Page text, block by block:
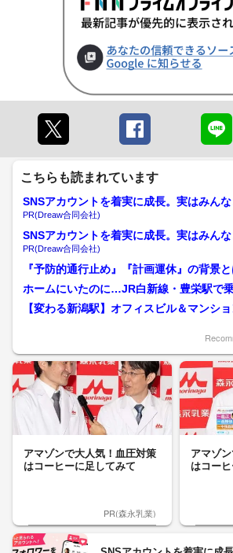
こちらも読まれています
SNSアカウントを着実に成長。実はみんな
PR(Dreaw合同会社)
SNSアカウントを着実に成長。実はみんな
PR(Dreaw合同会社)
『予防的通行止め』『計画運休』の背景
通の乱れ”何が起きた？過...
ホームにいたのに…JR白新線・豊栄駅で
まま列車が発進 運転士...
【変わる新潟駅】オフィスビル＆マンシ
アマゾンで大人気！血圧対策
はコーヒーに足してみて
PR(森永乳業)
アマゾ
はコー